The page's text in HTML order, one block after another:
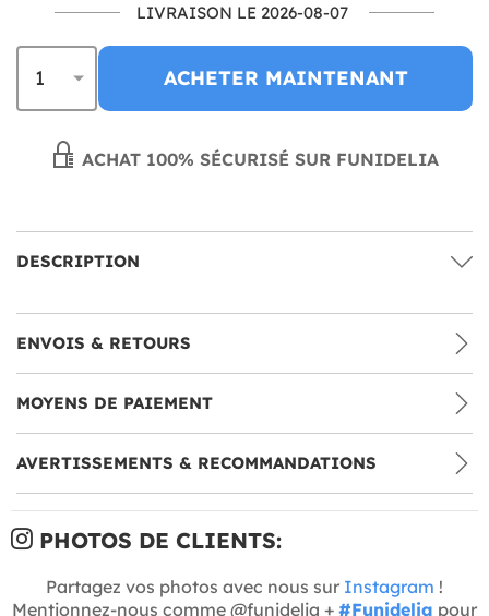
LIVRAISON LE 2026-08-07
ACHETER MAINTENANT
ACHAT 100% SÉCURISÉ SUR FUNIDELIA
DESCRIPTION
ENVOIS & RETOURS
MOYENS DE PAIEMENT
AVERTISSEMENTS & RECOMMANDATIONS
PHOTOS DE CLIENTS:
Partagez vos photos avec nous sur Instagram !
Mentionnez-nous comme @funidelia + #Funidelia pour